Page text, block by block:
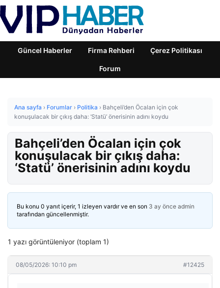
Güncel Haberler Firma Rehberi Çerez Politikası
Forum
Ana sayfa › Forumlar › Politika › Bahçeli’den Öcalan için çok
konuşulacak bir çıkış daha: ‘Statü’ önerisinin adını koydu
Bahçeli’den Öcalan için çok
konuşulacak bir çıkış daha:
‘Statü’ önerisinin adını koydu
Bu konu 0 yanıt içerir, 1 izleyen vardır ve en son 3 ay önce admin
tarafından güncellenmiştir.
1 yazı görüntüleniyor (toplam 1)
08/05/2026: 10:10 pm #12425